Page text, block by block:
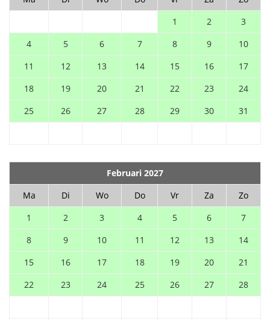
1
2
3
4
5 6 7 8 9
10
11
12 13 14 15 16
17
18
19 20 21 22 23
24
25
26 27 28 29 30 31
Februari 2027
Ma
Di Wo Do Vr Za
Zo
1
2 3 4 5 6
7
8
9 10 11 12 13
14
15
16 17 18 19 20
21
22
23 24 25 26 27 28